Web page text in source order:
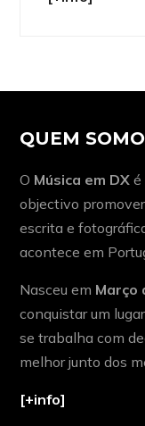
QUEM
O Música em DX é
objectivo
escrita e
acontece em
Nasceu em Março
conquistar um
se trabalha com
melhor junto dos
[+info]